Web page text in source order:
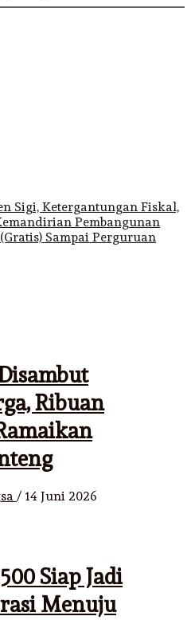
Sigi, Ketergantungan Fiskal,
Pembangunan
Sampai Perguruan
Ribuan
/ 14 Juni 2026
Siap Jadi
Menuju